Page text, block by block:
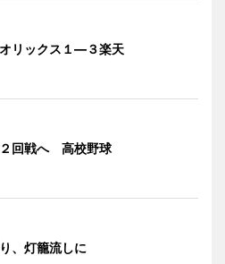
リックス１―３楽天
回戦へ 高校野球
、灯籠流しに